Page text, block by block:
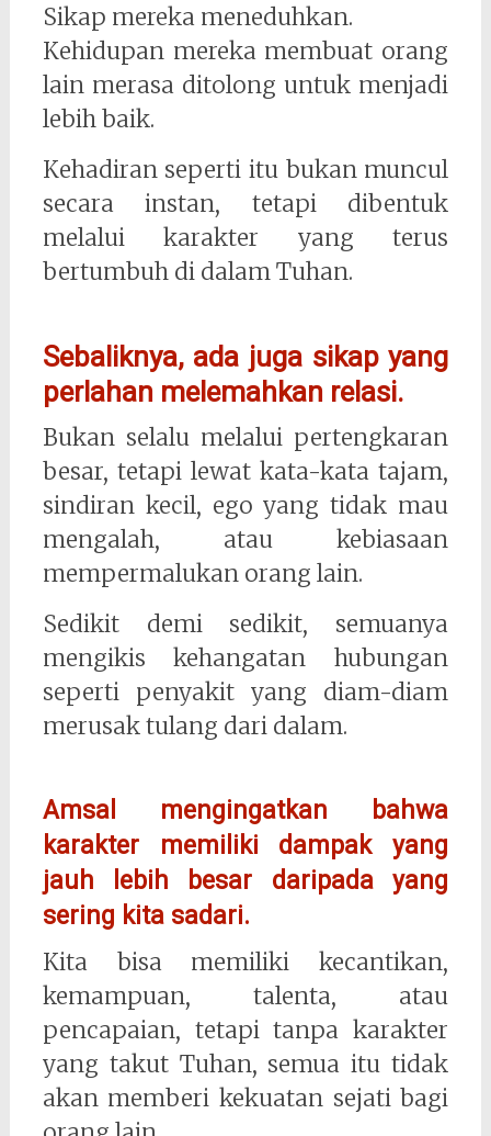
Sikap mereka meneduhkan.
Kehidupan mereka membuat orang
lain merasa ditolong untuk menjadi
lebih baik.
Kehadiran seperti itu bukan muncul
secara instan, tetapi dibentuk
melalui karakter yang terus
bertumbuh di dalam Tuhan.
Sebaliknya, ada juga sikap yang
perlahan melemahkan relasi.
Bukan selalu melalui pertengkaran
besar, tetapi lewat kata-kata tajam,
sindiran kecil, ego yang tidak mau
mengalah, atau kebiasaan
mempermalukan orang lain.
Sedikit demi sedikit, semuanya
mengikis kehangatan hubungan
seperti penyakit yang diam-diam
merusak tulang dari dalam.
Amsal mengingatkan bahwa
karakter memiliki dampak yang
jauh lebih besar daripada yang
sering kita sadari.
Kita bisa memiliki kecantikan,
kemampuan, talenta, atau
pencapaian, tetapi tanpa karakter
yang takut Tuhan, semua itu tidak
akan memberi kekuatan sejati bagi